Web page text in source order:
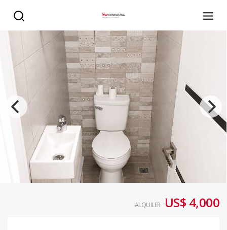
ALQUILER US$ 4,000